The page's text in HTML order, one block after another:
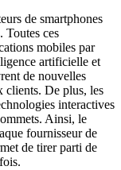
de smartphones
Toutes ces
mobiles par
artificielle et
de nouvelles
clients. De plus, les
interactives
Ainsi, le
fournisseur de
de tirer parti de